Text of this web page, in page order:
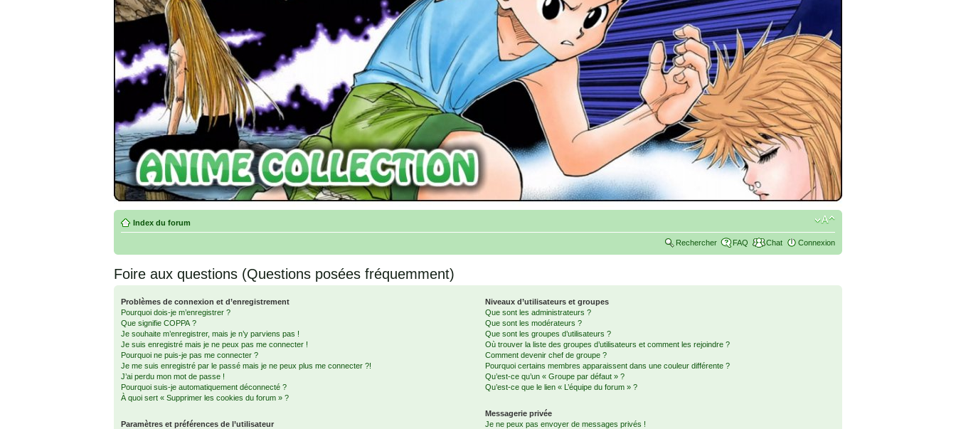
Index du forum
Rechercher FAQ Chat Connexion
Foire aux questions (Questions posées fréquemment)
Problèmes de connexion et d’enregistrement
Pourquoi dois-je m’enregistrer ?
Que signifie COPPA ?
Je souhaite m’enregistrer, mais je n’y parviens pas !
Je suis enregistré mais je ne peux pas me connecter !
Pourquoi ne puis-je pas me connecter ?
Je me suis enregistré par le passé mais je ne peux plus me connecter ?!
J’ai perdu mon mot de passe !
Pourquoi suis-je automatiquement déconnecté ?
À quoi sert « Supprimer les cookies du forum » ?
Paramètres et préférences de l’utilisateur
Niveaux d’utilisateurs et groupes
Que sont les administrateurs ?
Que sont les modérateurs ?
Que sont les groupes d’utilisateurs ?
Où trouver la liste des groupes d’utilisateurs et comment les rejoindre ?
Comment devenir chef de groupe ?
Pourquoi certains membres apparaissent dans une couleur différente ?
Qu’est-ce qu’un « Groupe par défaut » ?
Qu’est-ce que le lien « L’équipe du forum » ?
Messagerie privée
Je ne peux pas envoyer de messages privés !